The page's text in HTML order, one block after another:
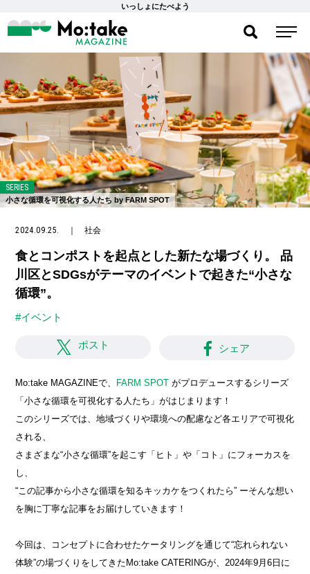
いっしょにたべよう
SERIES
小さな循環を可視化する人たち by FARM SPOT
2024.09.25. ｜社会
食とコンポストを起点とした新たな場づくり。 品
川区とSDGsがテーマのイベントで起きた“小さな
循環”。
#イベント
ポスト シェア
Mo:take MAGAZINEで、 FARM SPOT がプロデュースするシリーズ
「小さな循環を可視化する人たち」がはじまります！
このシリーズでは、地域づくりや環境への配慮など各エリアで可視化
される、
さまざまな“小さな循環”を起こす「ヒト」や「コト」にフォーカスを
し、
“この記事から小さな循環を知るキッカケをつくれたら” ーそんな想い
を胸に丁寧な記事をお届けしていきます！
今回は、コンセプトに合わせたケータリングを通じて“忘れられない
体験”の場づくりをしてきたMo:take CATERINGが、2024年9月6日に